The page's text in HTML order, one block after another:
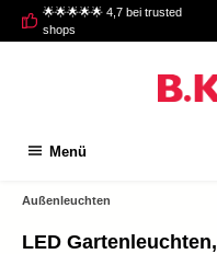
springen
🌟🌟🌟🌟🌟 4,7 bei trusted
shops
Menü
Außenleuchten
LED